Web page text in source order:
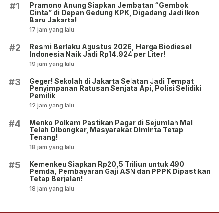
#1
Pramono Anung Siapkan Jembatan “Gembok
Cinta” di Depan Gedung KPK, Digadang Jadi Ikon
Baru Jakarta!
17 jam yang lalu
#2
Resmi Berlaku Agustus 2026, Harga Biodiesel
Indonesia Naik Jadi Rp14.924 per Liter!
19 jam yang lalu
#3
Geger! Sekolah di Jakarta Selatan Jadi Tempat
Penyimpanan Ratusan Senjata Api, Polisi Selidiki
Pemilik
12 jam yang lalu
#4
Menko Polkam Pastikan Pagar di Sejumlah Mal
Telah Dibongkar, Masyarakat Diminta Tetap
Tenang!
18 jam yang lalu
#5
Kemenkeu Siapkan Rp20,5 Triliun untuk 490
Pemda, Pembayaran Gaji ASN dan PPPK Dipastikan
Tetap Berjalan!
18 jam yang lalu